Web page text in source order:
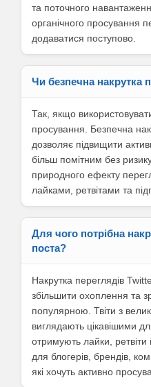
та поточного
органічного просування
додаватися поступово.
Чи безпечна накрутка
Так, якщо
просування. Безпечна
дозволяє підвищити
більш помітним без
природного ефекту
лайками, ретвітами та
Для чого потрібна
поста?
Накрутка переглядів
збільшити охоплення та
популярною. Твіти з
виглядають цікавішими
отримують лайки,
для блогерів, брендів,
які хочуть активно